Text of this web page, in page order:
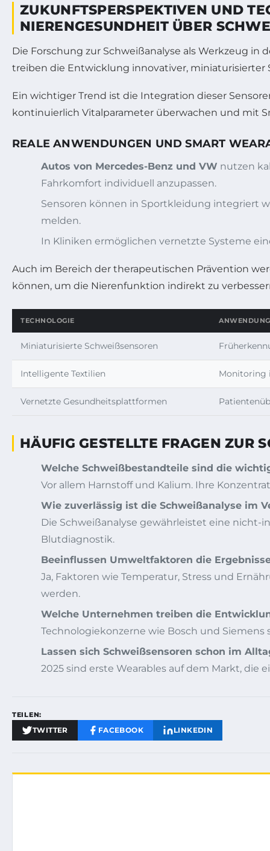
ZUKUNFTSPERSPEKTIVEN UND
NIERENGESUNDHEIT ÜBER
Die Forschung zur Schweißanalyse als Werkzeug
treiben die Entwicklung innovativer, miniaturisierter
Ein wichtiger Trend ist die Integration dieser
kontinuierlich Vitalparameter überwachen und mit
REALE ANWENDUNGEN UND SMART
Autos von Mercedes-Benz und VW nutzen
Fahrkomfort individuell anzupassen.
Sensoren können in Sportkleidung integriert
melden.
In Kliniken ermöglichen vernetzte Systeme
Auch im Bereich der therapeutischen Prävention
können, um die Nierenfunktion indirekt zu
TECHNOLOGIE ANWENDUNG
Miniaturisierte Schweißsensoren
Intelligente Textilien Monitoring
Vernetzte Gesundheitsplattformen
HÄUFIG GESTELLTE FRAGEN ZUR
Welche Schweißbestandteile sind die
Vor allem Harnstoff und Kalium. Ihre
Wie zuverlässig ist die Schweißanalyse im
Die Schweißanalyse gewährleistet eine nicht-
Blutdiagnostik.
Beeinflussen Umweltfaktoren die
Ja, Faktoren wie Temperatur, Stress und
werden.
Welche Unternehmen treiben die
Technologiekonzerne wie Bosch und
Lassen sich Schweißsensoren schon im
2025 sind erste Wearables auf dem Markt,
TEILEN:
TWITTER FACEBOOK LINKEDIN